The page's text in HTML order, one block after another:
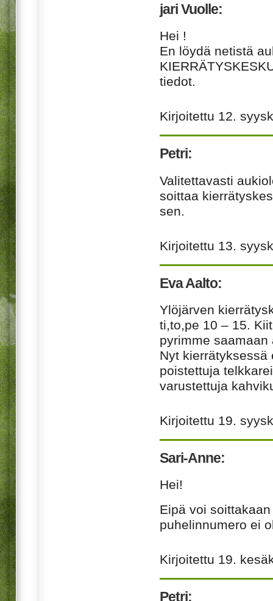
jari Vuolle:
Hei !
En löydä netistä
tiedot.
Kirjoitettu 12.
Petri:
Valitettavasti
soittaa
sen.
Kirjoitettu 13.
Eva Aalto:
Ylöjärven
ti,to,pe 10 – 15.
pyrimme
Nyt kierrätyksessä
poistettuja
varustettuja
Kirjoitettu 19.
Sari-Anne:
Hei!
Eipä voi
puhelinnumero ei
Kirjoitettu 19.
Petri: